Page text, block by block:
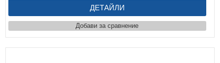
ДЕТАЙЛИ
Добави за сравнение